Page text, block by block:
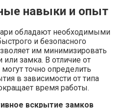
навыки и опыт
обладают необходимыми
и безопасного
им минимизировать
замка. В отличие от
точно определить
в зависимости от типа
время работы.
вскрытие замков